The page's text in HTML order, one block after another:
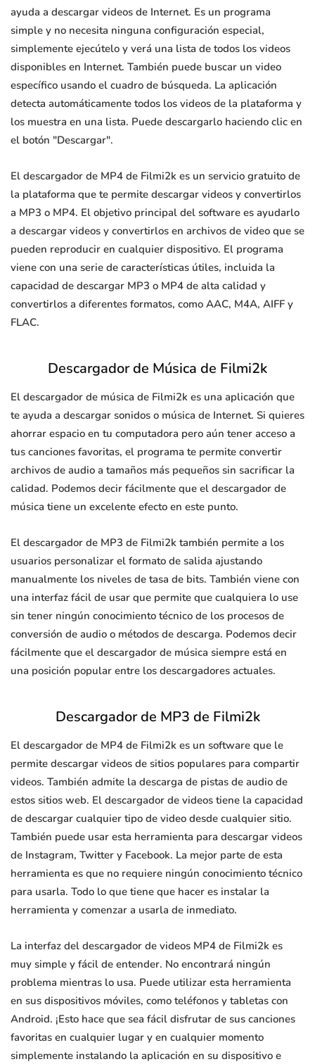
ayuda a descargar videos de Internet. Es un programa
simple y no necesita ninguna configuración especial,
simplemente ejecútelo y verá una lista de todos los videos
disponibles en Internet. También puede buscar un video
específico usando el cuadro de búsqueda. La aplicación
detecta automáticamente todos los videos de la plataforma y
los muestra en una lista. Puede descargarlo haciendo clic en
el botón "Descargar".
El descargador de MP4 de Filmi2k es un servicio gratuito de
la plataforma que te permite descargar videos y convertirlos
a MP3 o MP4. El objetivo principal del software es ayudarlo
a descargar videos y convertirlos en archivos de video que se
pueden reproducir en cualquier dispositivo. El programa
viene con una serie de características útiles, incluida la
capacidad de descargar MP3 o MP4 de alta calidad y
convertirlos a diferentes formatos, como AAC, M4A, AIFF y
FLAC.
Descargador de Música de Filmi2k
El descargador de música de Filmi2k es una aplicación que
te ayuda a descargar sonidos o música de Internet. Si quieres
ahorrar espacio en tu computadora pero aún tener acceso a
tus canciones favoritas, el programa te permite convertir
archivos de audio a tamaños más pequeños sin sacrificar la
calidad. Podemos decir fácilmente que el descargador de
música tiene un excelente efecto en este punto.
El descargador de MP3 de Filmi2k también permite a los
usuarios personalizar el formato de salida ajustando
manualmente los niveles de tasa de bits. También viene con
una interfaz fácil de usar que permite que cualquiera lo use
sin tener ningún conocimiento técnico de los procesos de
conversión de audio o métodos de descarga. Podemos decir
fácilmente que el descargador de música siempre está en
una posición popular entre los descargadores actuales.
Descargador de MP3 de Filmi2k
El descargador de MP4 de Filmi2k es un software que le
permite descargar videos de sitios populares para compartir
videos. También admite la descarga de pistas de audio de
estos sitios web. El descargador de videos tiene la capacidad
de descargar cualquier tipo de video desde cualquier sitio.
También puede usar esta herramienta para descargar videos
de Instagram, Twitter y Facebook. La mejor parte de esta
herramienta es que no requiere ningún conocimiento técnico
para usarla. Todo lo que tiene que hacer es instalar la
herramienta y comenzar a usarla de inmediato.
La interfaz del descargador de videos MP4 de Filmi2k es
muy simple y fácil de entender. No encontrará ningún
problema mientras lo usa. Puede utilizar esta herramienta
en sus dispositivos móviles, como teléfonos y tabletas con
Android. ¡Esto hace que sea fácil disfrutar de sus canciones
favoritas en cualquier lugar y en cualquier momento
simplemente instalando la aplicación en su dispositivo e